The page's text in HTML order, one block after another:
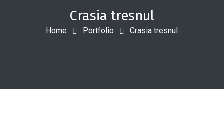
Crasia tresnul
Home Portfolio Crasia tresnul